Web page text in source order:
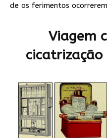
de os ferimentos
Viagem